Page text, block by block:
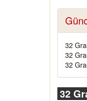
32
32
32
32